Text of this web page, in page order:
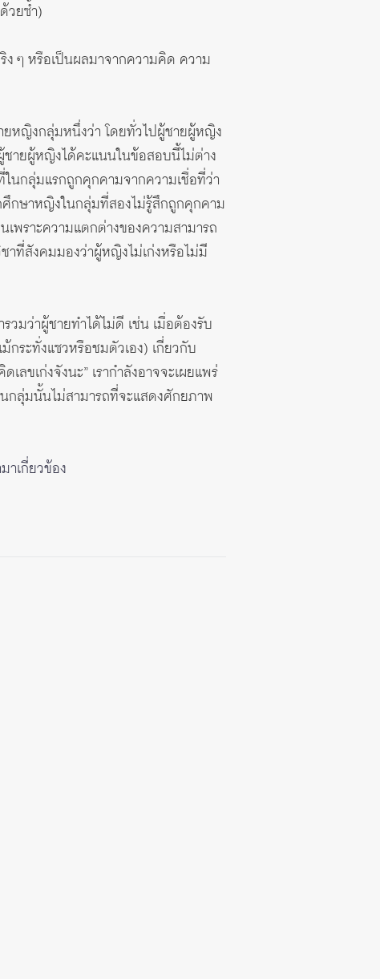
วยซ้ำ)
ๆ หรือเป็นผลมาจากความคิด ความ
หญิงกลุ่มหนึ่งว่า โดยทั่วไปผู้ชายผู้หญิง
ายผู้หญิงได้คะแนนในข้อสอบนี้ไม่ต่าง
นกลุ่มแรกถูกคุกคามจากความเชื่อที่ว่า
กษาหญิงในกลุ่มที่สองไม่รู้สึกถูกคุกคาม
พราะความแตกต่างของความสามารถ
ที่สังคมมองว่าผู้หญิงไม่เก่งหรือไม่มี
มว่าผู้ชายทำได้ไม่ดี เช่น เมื่อต้องรับ
ระทั่งแซวหรือชมตัวเอง) เกี่ยวกับ
ลขเก่งจังนะ” เรากำลังอาจจะเผยแพร่
ลุ่มนั้นไม่สามารถที่จะแสดงศักยภาพ
าเกี่ยวข้อง